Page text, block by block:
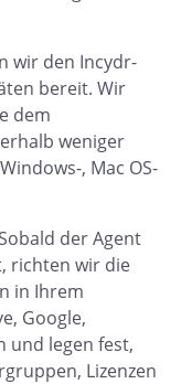
wir den Incydr-
bereit. Wir
dem
weniger
, Mac OS-
der Agent
richten wir die
in Ihrem
Google,
und legen fest,
Lizenzen